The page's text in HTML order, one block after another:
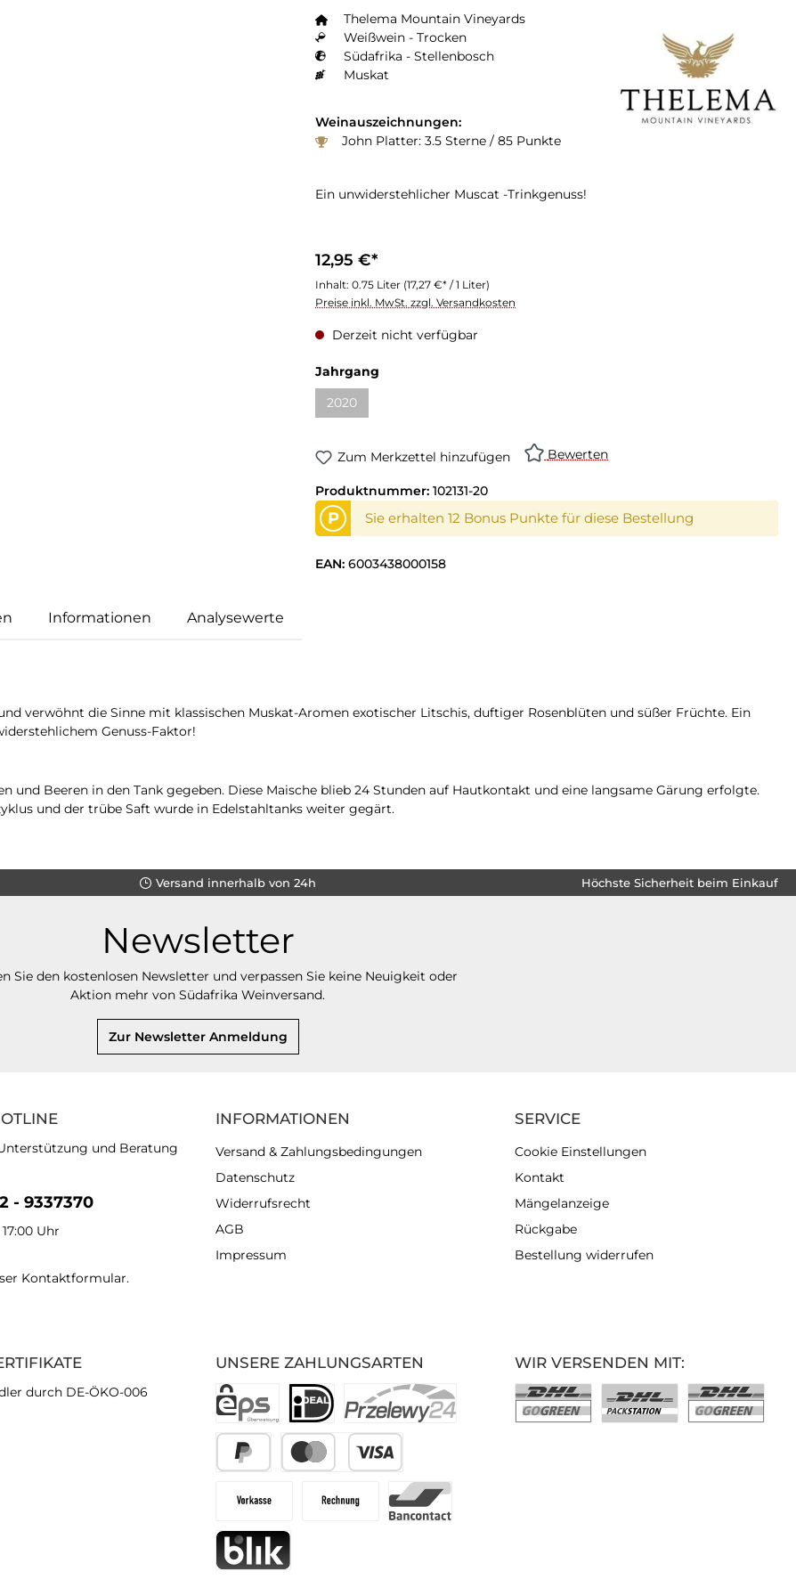
Thelema Mountain Vineyards
Weißwein - Trocken
Südafrika - Stellenbosch
Muskat
Weinauszeichnungen:
John Platter: 3.5 Sterne / 85 Punkte
Ein unwiderstehlicher Muscat -Trinkgenuss!
12,95 €*
Inhalt: 0.75 Liter (17,27 €* / 1 Liter)
Preise inkl. MwSt. zzgl. Versandkosten
Derzeit nicht verfügbar
Jahrgang
2020
Zum Merkzettel hinzufügen Bewerten
Produktnummer: 102131-20
P Sie erhalten 12 Bonus Punkte für diese Bestellung
EAN: 6003438000158
Informationen Analysewerte
verwöhnt die Sinne mit klassischen Muskat-Aromen exotischer Litschis, duftiger Rosenblüten und süßer Früchte. Ein
Genuss-Faktor!
und Beeren in den Tank gegeben. Diese Maische blieb 24 Stunden auf Hautkontakt und eine langsame Gärung erfolgte.
und der trübe Saft wurde in Edelstahltanks weiter gegärt.
Versand innerhalb von 24h Höchste Sicherheit beim Einkauf
Newsletter
Sie den kostenlosen Newsletter und verpassen Sie keine Neuigkeit oder
Aktion mehr von Südafrika Weinversand.
Zur Newsletter Anmeldung
und Beratung
- 9337370
Uhr
Kontaktformular.
UNSERE ZAHLUNGSARTEN
durch DE-ÖKO-006
INFORMATIONEN
Versand & Zahlungsbedingungen
Datenschutz
Widerrufsrecht
AGB
Impressum
SERVICE
Cookie Einstellungen
Kontakt
Mängelanzeige
Rückgabe
Bestellung widerrufen
WIR VERSENDEN MIT: